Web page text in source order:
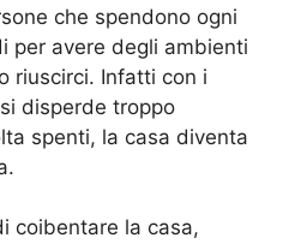
che spendono ogni
per avere degli ambienti
riuscirci. Infatti con i
disperde troppo
spenti, la casa diventa
coibentare la casa,